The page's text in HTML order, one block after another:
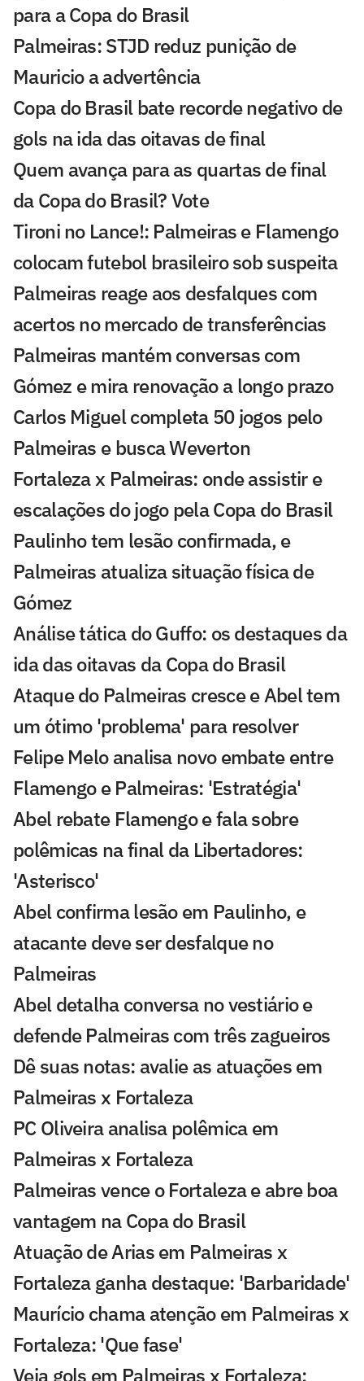
para a Copa do Brasil
Palmeiras: STJD reduz punição de
Mauricio a advertência
Copa do Brasil bate recorde negativo de
gols na ida das oitavas de final
Quem avança para as quartas de final
da Copa do Brasil? Vote
Tironi no Lance!: Palmeiras e Flamengo
colocam futebol brasileiro sob suspeita
Palmeiras reage aos desfalques com
acertos no mercado de transferências
Palmeiras mantém conversas com
Gómez e mira renovação a longo prazo
Carlos Miguel completa 50 jogos pelo
Palmeiras e busca Weverton
Fortaleza x Palmeiras: onde assistir e
escalações do jogo pela Copa do Brasil
Paulinho tem lesão confirmada, e
Palmeiras atualiza situação física de
Gómez
Análise tática do Guffo: os destaques da
ida das oitavas da Copa do Brasil
Ataque do Palmeiras cresce e Abel tem
um ótimo 'problema' para resolver
Felipe Melo analisa novo embate entre
Flamengo e Palmeiras: 'Estratégia'
Abel rebate Flamengo e fala sobre
polêmicas na final da Libertadores:
'Asterisco'
Abel confirma lesão em Paulinho, e
atacante deve ser desfalque no
Palmeiras
Abel detalha conversa no vestiário e
defende Palmeiras com três zagueiros
Dê suas notas: avalie as atuações em
Palmeiras x Fortaleza
PC Oliveira analisa polêmica em
Palmeiras x Fortaleza
Palmeiras vence o Fortaleza e abre boa
vantagem na Copa do Brasil
Atuação de Arias em Palmeiras x
Fortaleza ganha destaque: 'Barbaridade'
Maurício chama atenção em Palmeiras x
Fortaleza: 'Que fase'
Veja gols em Palmeiras x Fortaleza: